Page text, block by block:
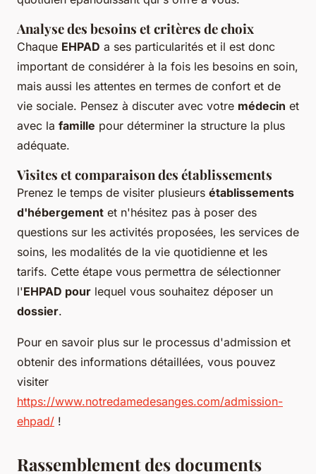
Analyse des besoins et critères de choix
Chaque EHPAD a ses particularités et il est donc
important de considérer à la fois les besoins en soin,
mais aussi les attentes en termes de confort et de
vie sociale. Pensez à discuter avec votre médecin et
avec la famille pour déterminer la structure la plus
adéquate.
Visites et comparaison des établissements
Prenez le temps de visiter plusieurs établissements
d'hébergement et n'hésitez pas à poser des
questions sur les activités proposées, les services de
soins, les modalités de la vie quotidienne et les
tarifs. Cette étape vous permettra de sélectionner
l'EHPAD pour lequel vous souhaitez déposer un
dossier.
Pour en savoir plus sur le processus d'admission et
obtenir des informations détaillées, vous pouvez
visiter
https://www.notredamedesanges.com/admission-
ehpad/ !
Rassemblement des documents